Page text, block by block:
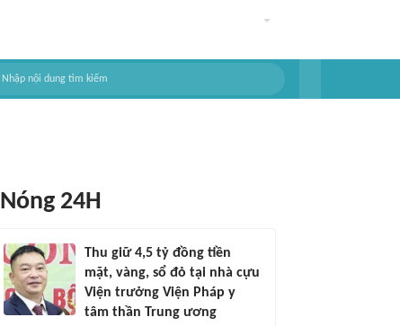
Nóng 24H
Thu giữ 4,5 tỷ đồng tiền
mặt, vàng, sổ đỏ tại nhà cựu
Viện trưởng Viện Pháp y
tâm thần Trung ương